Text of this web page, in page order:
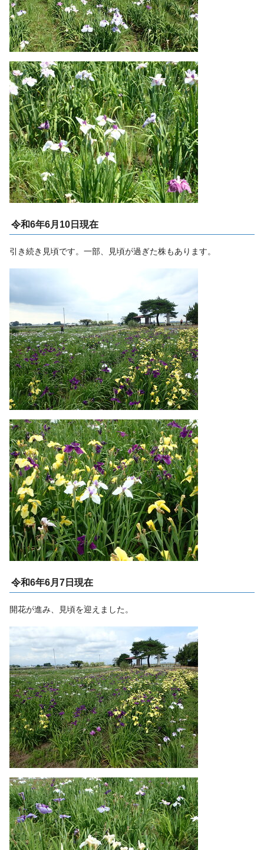
令和6年6月10日現在
引き続き見頃です。一部、見頃が過ぎた株もあります。
令和6年6月7日現在
開花が進み、見頃を迎えました。